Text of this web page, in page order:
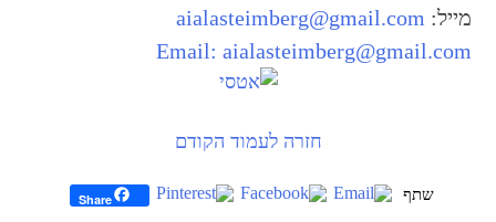
מייל: aialasteimberg@gmail.com
Email: aialasteimberg@gmail.com
חזרה לעמוד הקודם
Share